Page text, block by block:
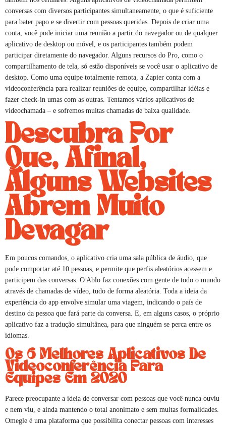
conversas com diversos participantes simultaneamente, o que é suficiente
para bater papo e se divertir com pessoas queridas. Depois de criar uma
conta, você pode iniciar uma reunião a partir do navegador ou de qualquer
aplicativo de desktop ou móvel, e os participantes também podem
participar diretamente do navegador. Alguns recursos do Pro, como o
compartilhamento de tela, só estão disponíveis se você usar o aplicativo de
desktop. Como uma equipe totalmente remota, a Zapier conta com a
videoconferência para realizar reuniões de equipe, compartilhar idéias e
fazer check-in umas com as outras. Tentamos vários aplicativos de
videochamada – e sofremos muitas chamadas de baixa qualidade.
Descubra Por
Que, Afinal,
Alguns Websites
Abrem Muito
Devagar
Em poucos comandos, o aplicativo cria uma sala pública de áudio, que
pode comportar até 10 pessoas, e permite que perfis aleatórios acessem e
participem das conversas. O Ablo faz conexões com gente de todo o mundo
através de chamadas de vídeo, tudo de forma aleatória. Toda a ideia da
experiência do app envolve simular uma viagem, indicando o país de
destino da pessoa que fará parte da conversa. E, em alguns casos, o próprio
aplicativo faz a tradução simultânea, para que ninguém se perca entre os
idiomas.
Os 6 Melhores Aplicativos De
Videoconferência Para
Equipes Em 2020
Parece preocupante a ideia de conversar com pessoas que você nunca ouviu
e nem viu, e ainda mantendo o total anonimato e sem muitas formalidades.
Omegle é uma plataforma que possibilita conectar pessoas com interesses